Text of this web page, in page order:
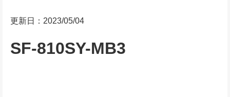
更新日：2023/05/04
SF-810SY-MB3